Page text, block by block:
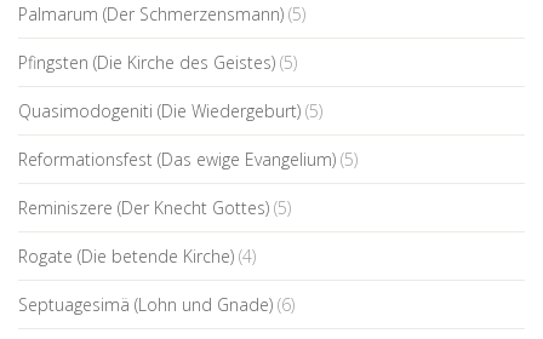
Palmarum (Der Schmerzensmann) (5)
Pfingsten (Die Kirche des Geistes) (5)
Quasimodogeniti (Die Wiedergeburt) (5)
Reformationsfest (Das ewige Evangelium) (5)
Reminiszere (Der Knecht Gottes) (5)
Rogate (Die betende Kirche) (4)
Septuagesimä (Lohn und Gnade) (6)